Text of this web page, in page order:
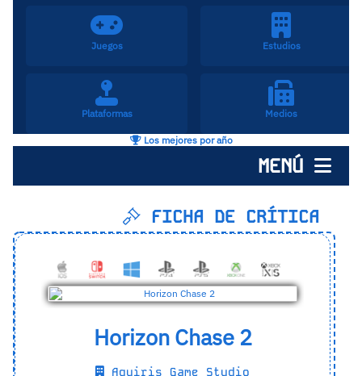
Juegos Estudios
Plataformas Medios
Los mejores por año
MENÚ
FICHA DE CRÍTICA
Horizon Chase 2
Aquiris Game Studio